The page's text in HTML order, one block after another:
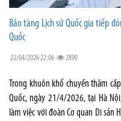
Bảo tàng Lịch sử Quốc gia tiếp
Quốc
22/04/2026 22:06 2890
Trong khuôn khổ chuyến thăm
Quốc, ngày 21/4/2026, tại Hà
làm việc với đoàn Cơ quan Di sản